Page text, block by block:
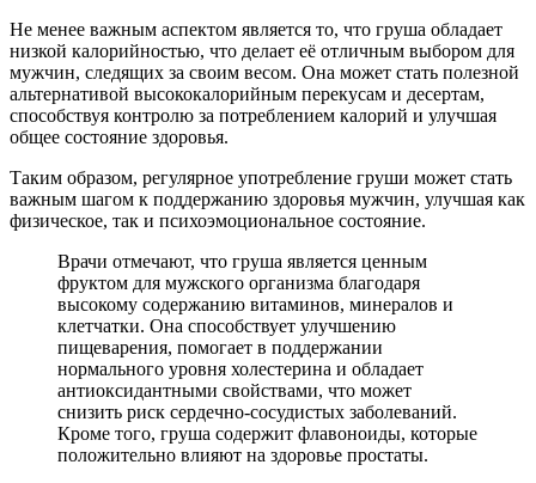
Не менее важным аспектом является то, что груша обладает
низкой калорийностью, что делает её отличным выбором для
мужчин, следящих за своим весом. Она может стать полезной
альтернативой высококалорийным перекусам и десертам,
способствуя контролю за потреблением калорий и улучшая
общее состояние здоровья.
Таким образом, регулярное употребление груши может стать
важным шагом к поддержанию здоровья мужчин, улучшая как
физическое, так и психоэмоциональное состояние.
Врачи отмечают, что груша является ценным
фруктом для мужского организма благодаря
высокому содержанию витаминов, минералов и
клетчатки. Она способствует улучшению
пищеварения, помогает в поддержании
нормального уровня холестерина и обладает
антиоксидантными свойствами, что может
снизить риск сердечно-сосудистых заболеваний.
Кроме того, груша содержит флавоноиды, которые
положительно влияют на здоровье простаты.